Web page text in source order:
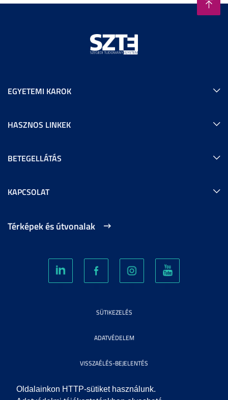
Oldalainkon HTTP-sütiket használunk.
EGYETEMI KAROK
HASZNOS LINKEK
BETEGELLÁTÁS
KAPCSOLAT
Térképek és útvonalak
SÜTIKEZELÉS
ADATVÉDELEM
VISSZAÉLÉS-BEJELENTÉS
KÖZÉRDEKŰ ADATOK